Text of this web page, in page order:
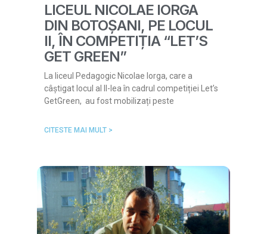
LICEUL NICOLAE IORGA
DIN BOTOȘANI, PE LOCUL
II, ÎN COMPETIȚIA “LET’S
GET GREEN”
La liceul Pedagogic Nicolae Iorga, care a
câștigat locul al II-lea în cadrul competiției Let’s
GetGreen, au fost mobilizați peste
CITESTE MAI MULT >